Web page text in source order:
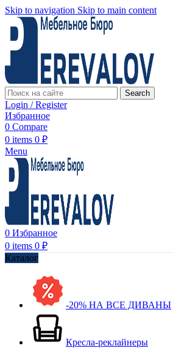
Skip to navigation Skip to main content
Search
Login / Register
Избранное
0 Compare
0 items 0 ₽
Menu
0 Избранное
0 items 0 ₽
Каталог
-20% НА ВСЕ ДИВАНЫ
Кресла-реклайнеры